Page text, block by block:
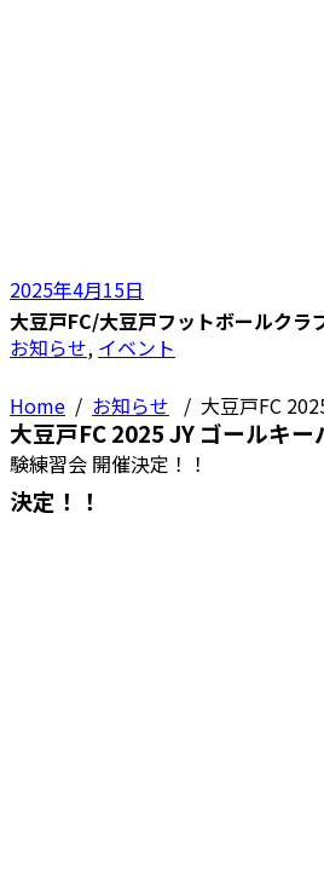
大豆戸FC/大豆戸フットボールクラ
Home / お知らせ / 大豆戸FC
験練習会 開催決定！！
2025年4月15日
お知らせ, イベント
大豆戸FC 2025 JY ゴールキ
決定！！